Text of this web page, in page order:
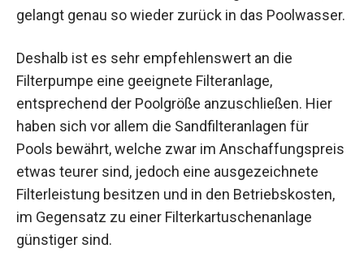
gelangt genau so wieder zurück in das Poolwasser.
Deshalb ist es sehr empfehlenswert an die
Filterpumpe eine geeignete Filteranlage,
entsprechend der Poolgröße anzuschließen. Hier
haben sich vor allem die Sandfilteranlagen für
Pools bewährt, welche zwar im Anschaffungspreis
etwas teurer sind, jedoch eine ausgezeichnete
Filterleistung besitzen und in den Betriebskosten,
im Gegensatz zu einer Filterkartuschenanlage
günstiger sind.